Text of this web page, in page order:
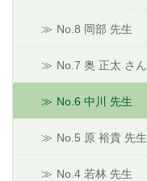
No.8 岡部 先生
No.7 奥 正太 さん
No.6 中川 先生
No.5 原 裕貴 先生
No.4 若林 先生